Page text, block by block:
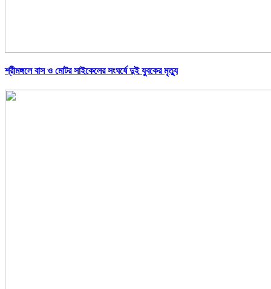
শ্রীমঙ্গলে বাস ও মোটর সাইকেলের সংঘর্ষে দুই যুবকের মৃত্যু